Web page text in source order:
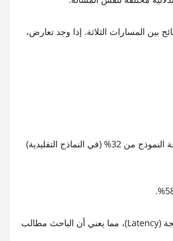
بين المسارات الثلاثة. إذا وجد تعارض،
في المسائل الرياضية المتقدمة (أولمبياد الرياضيات)، ارتفعت دقة النموذج من 32% (في النماذج التقليدية)
كشفت الدراسة أن هذه المنهجية تستهلك وقتاً أطول في المعالجة (Latency)، مما يعني أن الباحث مطالب